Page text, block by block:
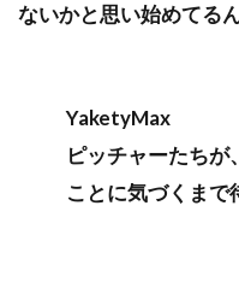
ないかと思い始めてる
YaketyMax
ピッチャーたち
ことに気づくまで